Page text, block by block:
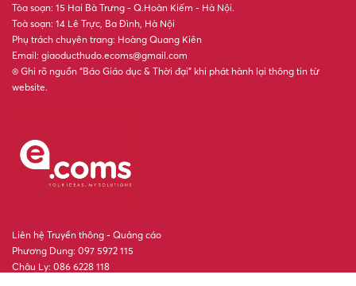
Tòa soạn: 15 Hai Bà Trưng - Q.Hoàn Kiếm - Hà Nội.
Toà soạn: 14 Lê Trực, Ba Đình, Hà Nội
Phụ trách chuyên trang: Hoàng Quang Kiên
Email: giaoducthudo.ecoms@gmail.com
® Ghi rõ nguồn “Báo Giáo dục & Thời đại” khi phát hành lại thông tin từ
website.
Liên hệ Truyền thông - Quảng cáo
Phương Dung: 097 5972 115
Châu Ly: 086 6228 118